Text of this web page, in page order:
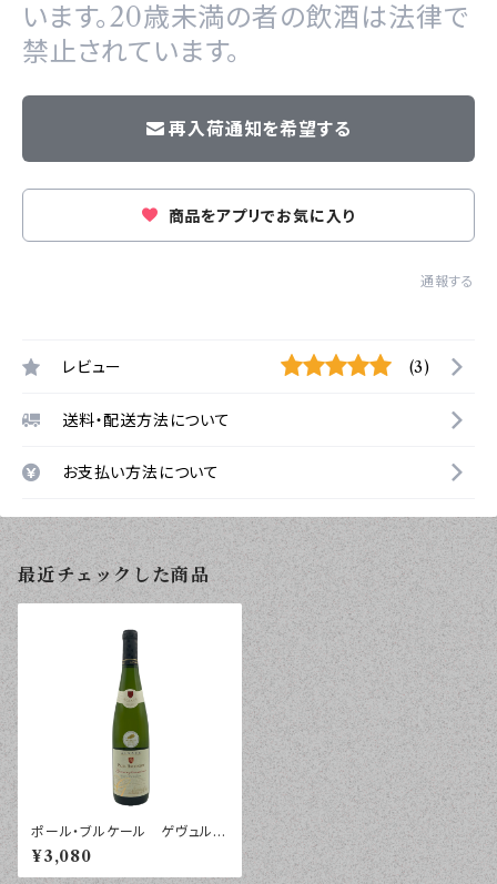
います。20歳未満の者の飲酒は法律で
禁止されています。
再入荷通知を希望する
商品をアプリでお気に入り
通報する
レビュー (3)
送料・配送方法について
お支払い方法について
最近チェックした商品
ポール・ブルケール ゲヴュルツ
トラミネール レゼルヴ・パルテ
ィキュリエール ２０２２年 ７５
¥3,080